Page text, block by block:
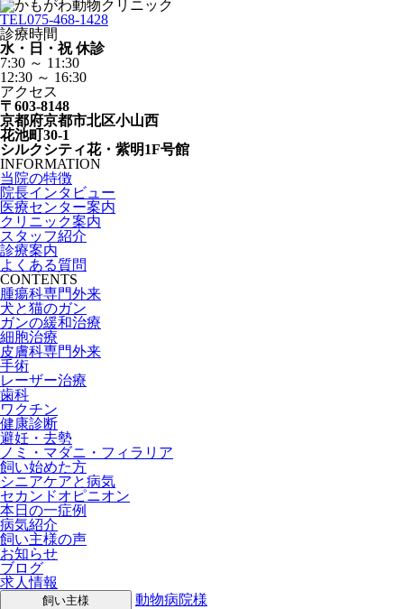
TEL075-468-1428
診療時間
水・日・祝 休診
7:30 ～ 11:30
12:30 ～ 16:30
アクセス
〒603-8148
京都府京都市北区小山西
花池町30-1
シルクシティ花・紫明1F号館
INFORMATION
当院の特徴
院長インタビュー
医療センター案内
クリニック案内
スタッフ紹介
診療案内
よくある質問
CONTENTS
腫瘍科専門外来
犬と猫のガン
ガンの緩和治療
細胞治療
皮膚科専門外来
手術
レーザー治療
歯科
ワクチン
健康診断
避妊・去勢
ノミ・マダニ・フィラリア
飼い始めた方
シニアケアと病気
セカンドオピニオン
本日の一症例
病気紹介
飼い主様の声
お知らせ
ブログ
求人情報
飼い主様
動物病院様